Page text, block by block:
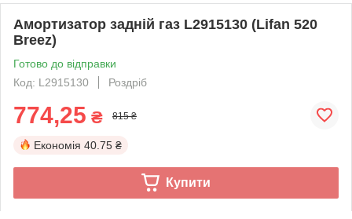
Амортизатор задній газ L2915130 (Lifan 520
Breez)
Готово до відправки
Код: L2915130
Роздріб
774,25 ₴ 815 ₴
Економія 40.75 ₴
Купити